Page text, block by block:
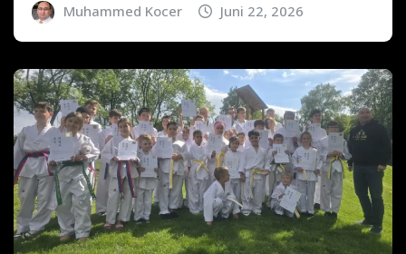
Muhammed Kocer Juni 22, 2026